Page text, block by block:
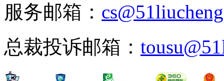
服务邮箱：
总裁投诉邮箱：